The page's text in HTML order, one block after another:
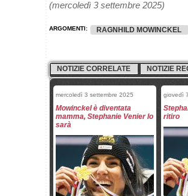
(mercoledì 3 settembre 2025)
ARGOMENTI: RAGNHILD MOWINCKEL
NOTIZIE CORRELATE NOTIZIE
mercoledì 3 settembre 2025
Mowinckel è diventata
mamma, Stephanie Venier lo
sarà
giovedì
ritiro